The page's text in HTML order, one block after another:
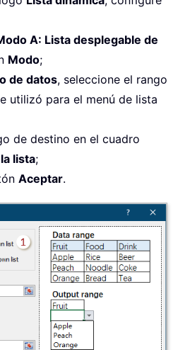
A: Lista desplegable de
Modo;
de datos, seleccione el rango
utilizó para el menú de lista
de destino en el cuadro
lista;
Aceptar.